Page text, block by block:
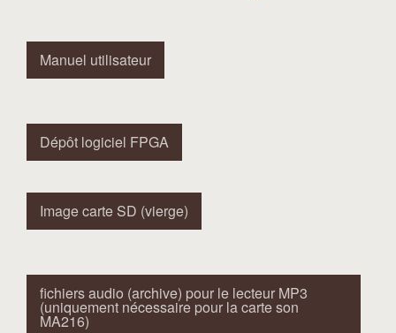
Manuel utilisateur
Dépôt logiciel FPGA
Image carte SD (vierge)
fichiers audio (archive) pour le lecteur MP3
(uniquement nécessaire pour la carte son
MA216)